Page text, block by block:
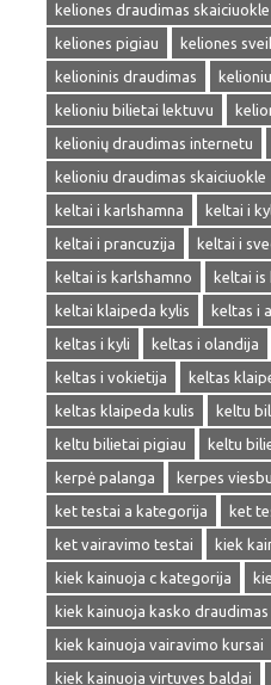
keliones draudimas skaiciuokle
keliones pigiau
keliones
kelioninis draudimas
kelioniu bilietai lektuvu
kelionių draudimas internetu
kelioniu draudimas skaiciuokle
keltai i karlshamna
keltai i
keltai i prancuzija
keltai i
keltai is karlshamno
keltai is
keltai klaipeda kylis
keltas i
keltas i kyli
keltas i olandija
keltas i vokietija
keltas
keltas klaipeda kulis
keltu
keltu bilietai pigiau
keltu
kerpė palanga
kerpes
ket testai a kategorija
ket
ket vairavimo testai
kiek
kiek kainuoja c kategorija
kiek kainuoja kasko draudimas
kiek kainuoja vairavimo kursai
kiek kainuoja virtuves baldai